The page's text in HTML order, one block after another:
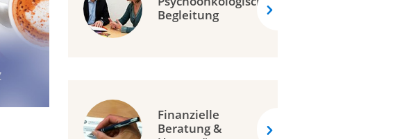
Krebsliga Thurgau
Lega cancro Ticino
Krebsliga Zentralschweiz
Krebsliga Zürich
Begleitung
Finanzielle
Beratung &